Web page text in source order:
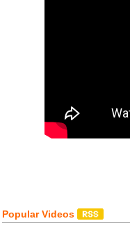
Popular Videos